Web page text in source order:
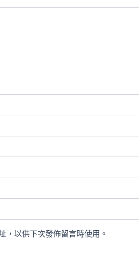
，以供下次發佈留言時使用。